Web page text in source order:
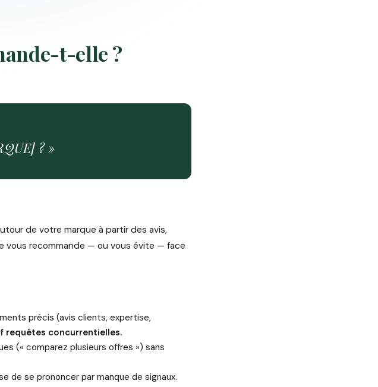
t-elle ?
? »
de votre marque à partir des avis,
vous recommande — ou vous évite — face
précis (avis clients, expertise,
concurrentielles.
(« comparez plusieurs offres ») sans
de se prononcer par manque de signaux.